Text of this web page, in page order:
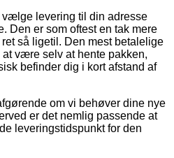
levering til din adresse
Den er som oftest en tak mere
så ligetil. Den mest betalelige
være selv at hente pakken,
befinder dig i kort afstand af
om vi behøver dine nye
er det nemlig passende at
leveringstidspunkt for den